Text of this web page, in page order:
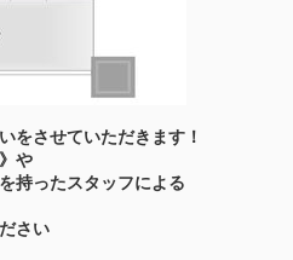
をさせていただきます！
や
持ったスタッフによる
さい